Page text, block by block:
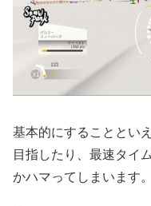
基本的にすることとい
目指したり、最速タイ
かハマってしまいます。